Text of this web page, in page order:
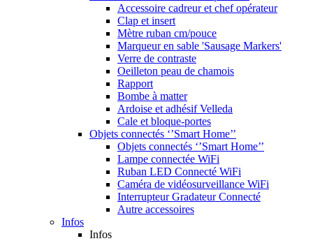
Accessoire cadreur et chef opérateur
Clap et insert
Mètre ruban cm/pouce
Marqueur en sable 'Sausage Markers'
Verre de contraste
Oeilleton peau de chamois
Rapport
Bombe à matter
Ardoise et adhésif Velleda
Cale et bloque-portes
Objets connectés ‘’Smart Home’’
Objets connectés ‘’Smart Home’’
Lampe connectée WiFi
Ruban LED Connecté WiFi
Caméra de vidéosurveillance WiFi
Interrupteur Gradateur Connecté
Autre accessoires
Infos
Infos